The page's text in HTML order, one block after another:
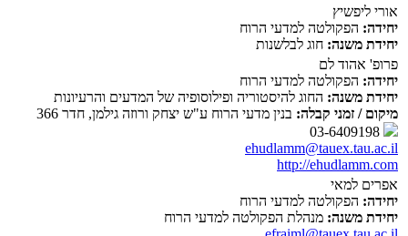
אורי ליפשיץ
יחידה: הפקולטה למדעי הרוח
יחידת משנה: חוג לבלשנות
פרופ' אהוד לם
יחידה: הפקולטה למדעי הרוח
יחידת משנה: החוג להיסטוריה ופילוסופיה של המדעים והרעיונות
מיקום / זמני קבלה: בנין מדעי הרוח ע"ש יצחק ורוזה גילמן, חדר 366
ehudlamm@tauex.tau.ac.il
http://ehudlamm.com
אפרים למאי
יחידה: הפקולטה למדעי הרוח
יחידת משנה: מנהלת הפקולטה למדעי הרוח